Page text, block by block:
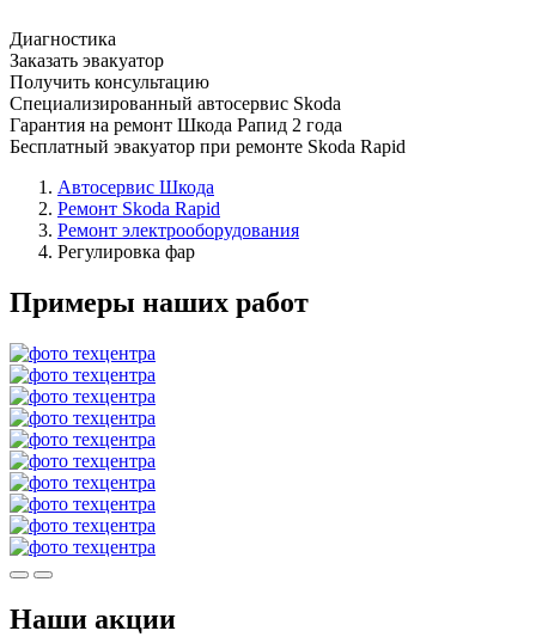
Диагностика
Заказать эвакуатор
Получить консультацию
Специализированный автосервис Skoda
Гарантия на ремонт Шкода Рапид 2 года
Бесплатный эвакуатор при ремонте Skoda Rapid
Автосервис Шкода
Ремонт Skoda Rapid
Ремонт электрооборудования
Регулировка фар
Примеры наших работ
Наши акции